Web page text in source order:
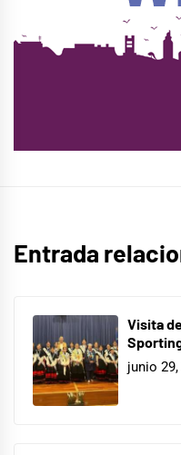
Entrada
Visita
junio